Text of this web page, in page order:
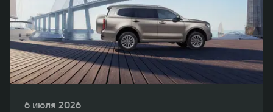
WEY 80
Масштаб возможностей
от 6 449 000 ₽
WEY 80 Лаундж
Масштаб возможностей
от 8 099 000 ₽
6 июля 2026